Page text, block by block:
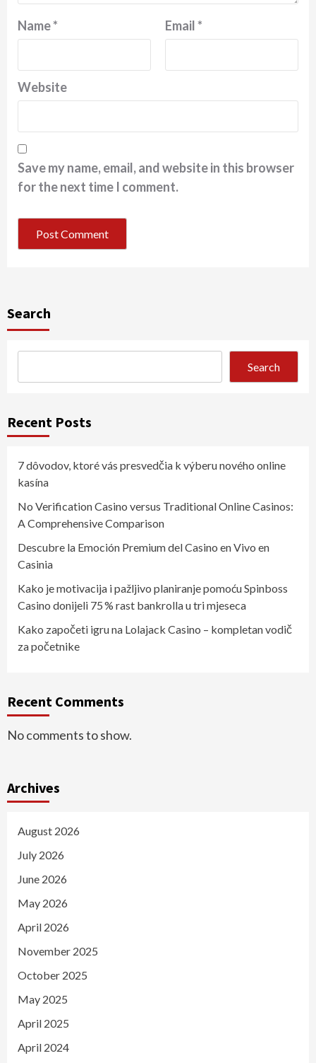
Name* Email*
Website
Save my name, email, and website in this browser
for the next time I comment.
Search
Search
Recent Posts
7 dôvodov, ktoré vás presvedčia k výberu nového online
kasína
No Verification Casino versus Traditional Online Casinos:
A Comprehensive Comparison
Descubre la Emoción Premium del Casino en Vivo en
Casinia
Kako je motivacija i pažljivo planiranje pomoću Spinboss
Casino donijeli 75 % rast bankrolla u tri mjeseca
Kako započeti igru na Lolajack Casino – kompletan vodič
za početnike
Recent Comments
No comments to show.
Archives
August 2026
July 2026
June 2026
May 2026
April 2026
November 2025
October 2025
May 2025
April 2025
April 2024